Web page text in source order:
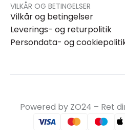
VILKÅR OG BETINGELSER
Vilkår og betingelser
Leverings- og returpolitik
Persondata- og
Powered by ZO24 – Ret